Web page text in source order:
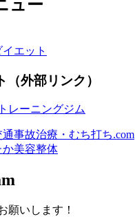
ュー
エット
（外部リンク）
事故治療・むち打ち.com
か美容整体